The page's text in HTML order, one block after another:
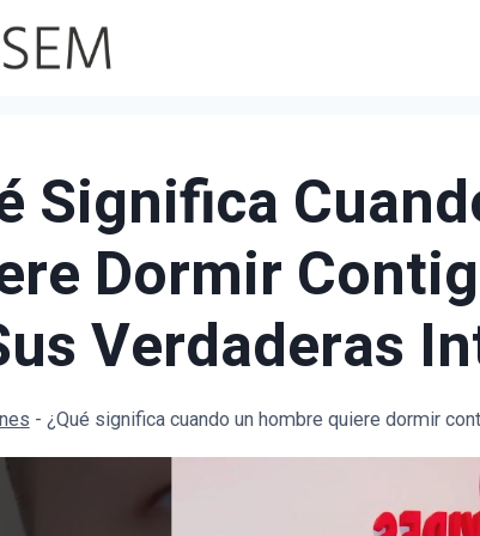
Significa
Dormir
Verdaderas
- ¿Qué significa cuando un hombre quiere dormir